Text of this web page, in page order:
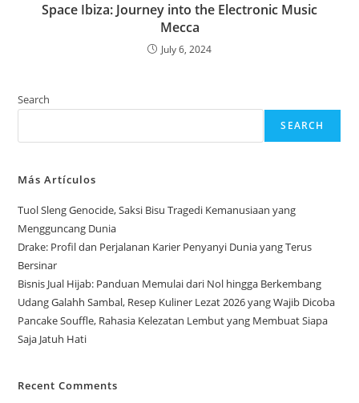
Space Ibiza: Journey into the Electronic Music
Mecca
July 6, 2024
Search
SEARCH
Más Artículos
Tuol Sleng Genocide, Saksi Bisu Tragedi Kemanusiaan yang
Mengguncang Dunia
Drake: Profil dan Perjalanan Karier Penyanyi Dunia yang Terus
Bersinar
Bisnis Jual Hijab: Panduan Memulai dari Nol hingga Berkembang
Udang Galahh Sambal, Resep Kuliner Lezat 2026 yang Wajib Dicoba
Pancake Souffle, Rahasia Kelezatan Lembut yang Membuat Siapa
Saja Jatuh Hati
Recent Comments